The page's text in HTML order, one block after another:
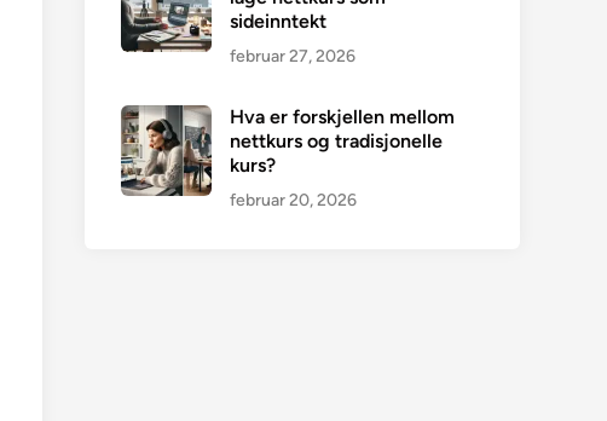
sideinntekt
februar 27, 2026
Hva er forskjellen mellom
nettkurs og tradisjonelle
kurs?
februar 20, 2026